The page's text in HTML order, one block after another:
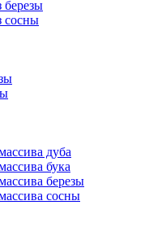
березы
сосны
дуба
бука
березы
сосны